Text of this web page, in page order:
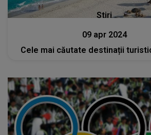
Stiri
09 apr 2024
Cele mai căutate destinații